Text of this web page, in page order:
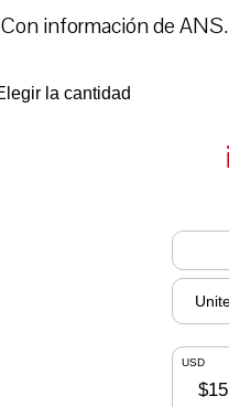
Con información de ANS.